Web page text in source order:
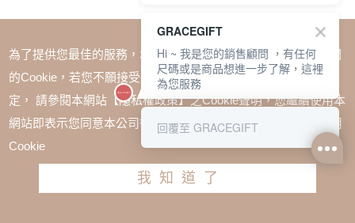
復古摩登真皮拼接薄底德訓鞋(附柔光紗帶) 黑
為了提供您最佳的服務，本網站會在您的電腦中放置並取用我們
的Cookie，若您不願接受Cookie時應如何變更電腦的Cookie設
定， 請參閱本網站【隱私權政策】之Cookie聲明，您繼續使用本
網站即表示您同意本公司得按本網站使用條款之Cookie聲明使用
Cookie
我知道了
GRACEGIFT
Hi ~ 我是您的銷售顧問 ，有任何
尺碼或是商品想進一步了解，這裡
為您服務
回覆至 GRACEGIFT